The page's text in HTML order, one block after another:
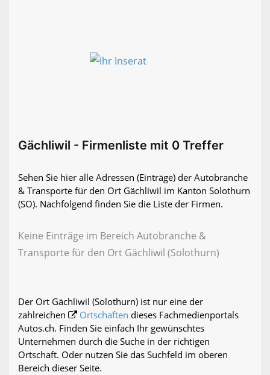
Gächliwil - Firmenliste mit 0 Treffer
Sehen Sie hier alle Adressen (Einträge) der Autobranche
& Transporte für den Ort Gächliwil im Kanton Solothurn
(SO). Nachfolgend finden Sie die Liste der Firmen.
Keine Einträge im Bereich Autobranche &
Transporte für den Ort Gächliwil (Solothurn)
Der Ort Gächliwil (Solothurn) ist nur eine der
zahlreichen
Ortschaften dieses Fachmedienportals
Autos.ch. Finden Sie einfach Ihr gewünschtes
Unternehmen durch die Suche in der richtigen
Ortschaft. Oder nutzen Sie das Suchfeld im oberen
Bereich dieser Seite.